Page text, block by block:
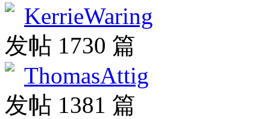
KerrieWaring
发帖 1730 篇
ThomasAttig
发帖 1381 篇